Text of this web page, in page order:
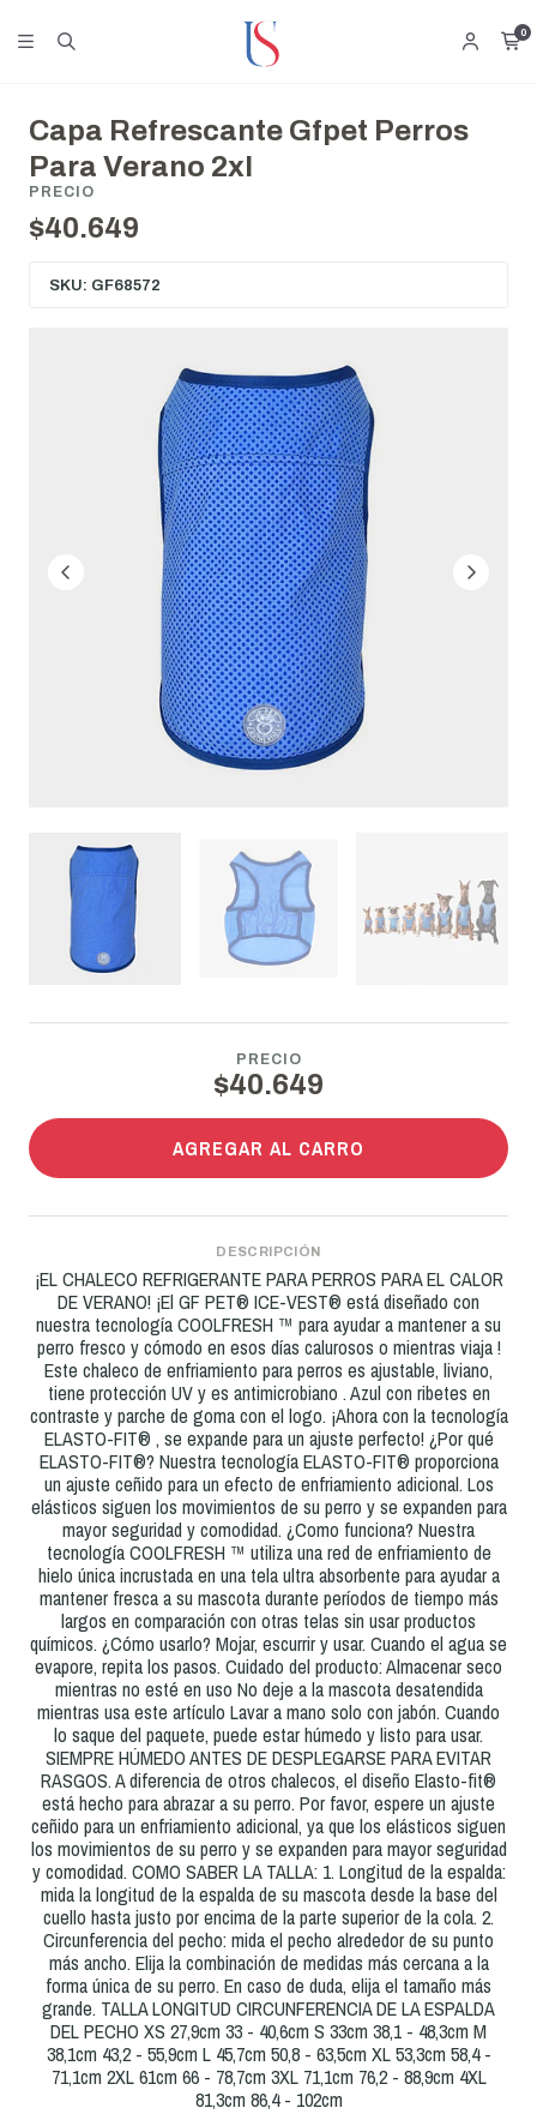
0
Capa Refrescante Gfpet Perros
Para Verano 2xl
PRECIO
$40.649
SKU: GF68572
PRECIO
$40.649
AGREGAR AL CARRO
DESCRIPCIÓN
¡EL CHALECO REFRIGERANTE PARA PERROS PARA EL CALOR
DE VERANO! ¡El GF PET® ICE-VEST® está diseñado con
nuestra tecnología COOLFRESH ™ para ayudar a mantener a su
perro fresco y cómodo en esos días calurosos o mientras viaja !
Este chaleco de enfriamiento para perros es ajustable, liviano,
tiene protección UV y es antimicrobiano . Azul con ribetes en
contraste y parche de goma con el logo. ¡Ahora con la tecnología
ELASTO-FIT® , se expande para un ajuste perfecto! ¿Por qué
ELASTO-FIT®? Nuestra tecnología ELASTO-FIT® proporciona
un ajuste ceñido para un efecto de enfriamiento adicional. Los
elásticos siguen los movimientos de su perro y se expanden para
mayor seguridad y comodidad. ¿Como funciona? Nuestra
tecnología COOLFRESH ™ utiliza una red de enfriamiento de
hielo única incrustada en una tela ultra absorbente para ayudar a
mantener fresca a su mascota durante períodos de tiempo más
largos en comparación con otras telas sin usar productos
químicos. ¿Cómo usarlo? Mojar, escurrir y usar. Cuando el agua se
evapore, repita los pasos. Cuidado del producto: Almacenar seco
mientras no esté en uso No deje a la mascota desatendida
mientras usa este artículo Lavar a mano solo con jabón. Cuando
lo saque del paquete, puede estar húmedo y listo para usar.
SIEMPRE HÚMEDO ANTES DE DESPLEGARSE PARA EVITAR
RASGOS. A diferencia de otros chalecos, el diseño Elasto-fit®
está hecho para abrazar a su perro. Por favor, espere un ajuste
ceñido para un enfriamiento adicional, ya que los elásticos siguen
los movimientos de su perro y se expanden para mayor seguridad
y comodidad. COMO SABER LA TALLA: 1. Longitud de la espalda:
mida la longitud de la espalda de su mascota desde la base del
cuello hasta justo por encima de la parte superior de la cola. 2.
Circunferencia del pecho: mida el pecho alrededor de su punto
más ancho. Elija la combinación de medidas más cercana a la
forma única de su perro. En caso de duda, elija el tamaño más
grande. TALLA LONGITUD CIRCUNFERENCIA DE LA ESPALDA
DEL PECHO XS 27,9cm 33 - 40,6cm S 33cm 38,1 - 48,3cm M
38,1cm 43,2 - 55,9cm L 45,7cm 50,8 - 63,5cm XL 53,3cm 58,4 -
71,1cm 2XL 61cm 66 - 78,7cm 3XL 71,1cm 76,2 - 88,9cm 4XL
81,3cm 86,4 - 102cm